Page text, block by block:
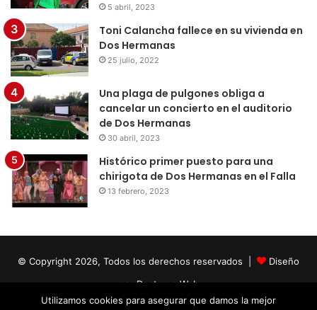
5 abril, 2023
Toni Calancha fallece en su vivienda en
Dos Hermanas
25 julio, 2022
Una plaga de pulgones obliga a
cancelar un concierto en el auditorio
de Dos Hermanas
30 abril, 2023
Histórico primer puesto para una
chirigota de Dos Hermanas en el Falla
13 febrero, 2023
© Copyright 2026, Todos los derechos reservados |
Diseño
por Doctores Web
Utilizamos cookies para asegurar que damos la mejor